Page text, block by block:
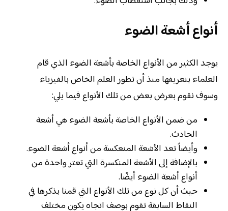
أنواع أشعة الضوء
يوجد الكثير من الأنواع الخاصة بأشعة الضوء الذي قام
العلماء بتعريفها منذ أن تطور العلم الخاص بالفيزياء
وسوف نقوم بعرض بعض من تلك الأنواع فيما يلي:
من ضمن الأنواع الخاصة بأشعة الضوء هي أشعة
الحادث.
وأيضاً تعد الأشعة المنعكسة من أنواع أشعة الضوء.
بالإضافة إلى الأشعة المنكسرة التي تعتر واحدة من
أنواع أشعة الضوء أيضًا.
حيث أن كل نوع من تلك الأنواع التي قمنا بذكرها في
النقاط السابقة تقوم بوصف اتجاه يكون مختلف